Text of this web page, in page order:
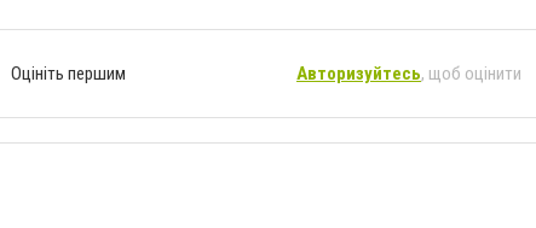
Оцініть першим Авторизуйтесь, щоб оцінити